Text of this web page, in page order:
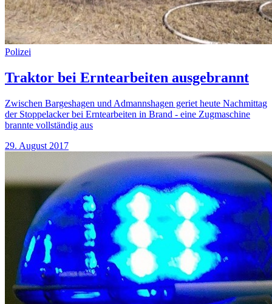
Polizei
Traktor bei Erntearbeiten ausgebrannt
Zwischen Bargeshagen und Admannshagen geriet heute Nachmittag
der Stoppelacker bei Erntearbeiten in Brand - eine Zugmaschine
brannte vollständig aus
29. August 2017